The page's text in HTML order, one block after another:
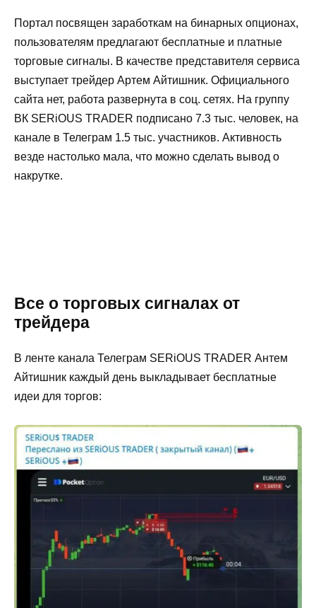
Портал посвящен заработкам на бинарных опционах,
пользователям предлагают бесплатные и платные
торговые сигналы. В качестве представителя сервиса
выступает трейдер Артем Айтишник. Официального
сайта нет, работа развернута в соц. сетях. На группу
ВК SERiOUS TRADER подписано 7.3 тыс. человек, на
канале в Телеграм 1.5 тыс. участников. Активность
везде настолько мала, что можно сделать вывод о
накрутке.
Все о торговых сигналах от
трейдера
В ленте канала Телеграм SERiOUS TRADER Антем
Айтишник каждый день выкладывает бесплатные
идеи для торгов: